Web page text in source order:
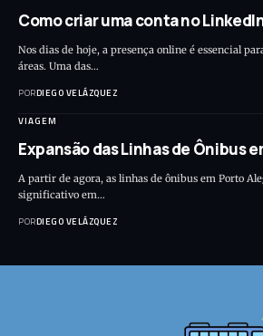
Como criar uma conta no
Nos dias de hoje, a presença online é essencial
áreas. Uma das…
PORDIEGO VELÁZQUEZ
VIAGEM
Expansão das Linhas de Ônibus
A partir de agora, as linhas de ônibus em Porto
significativo em…
PORDIEGO VELÁZQUEZ